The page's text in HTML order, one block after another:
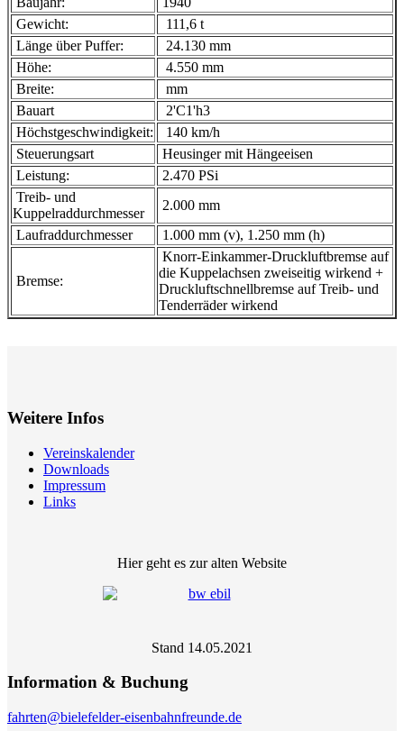
Gewicht:
111,6 t
Länge über Puffer:
24.130 mm
Höhe:
4.550 mm
Breite:
mm
Bauart
2'C1'h3
Höchstgeschwindigkeit:
140 km/h
Steuerungsart
Heusinger mit Hängeeisen
Leistung:
2.470 PSi
Treib- und
Kuppelraddurchmesser
2.000 mm
Laufraddurchmesser
1.000 mm (v), 1.250 mm (h)
Bremse:
Knorr-Einkammer-Druckluftbremse auf
die Kuppelachsen zweiseitig wirkend +
Druckluftschnellbremse auf Treib- und
Tenderräder wirkend
Weitere Infos
Vereinskalender
Downloads
Impressum
Links
Hier geht es zur alten Website
Stand 14.05.2021
Information & Buchung
fahrten@bielefelder-eisenbahnfreunde.de